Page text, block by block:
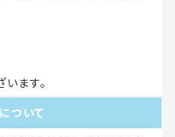
ます。
ついて